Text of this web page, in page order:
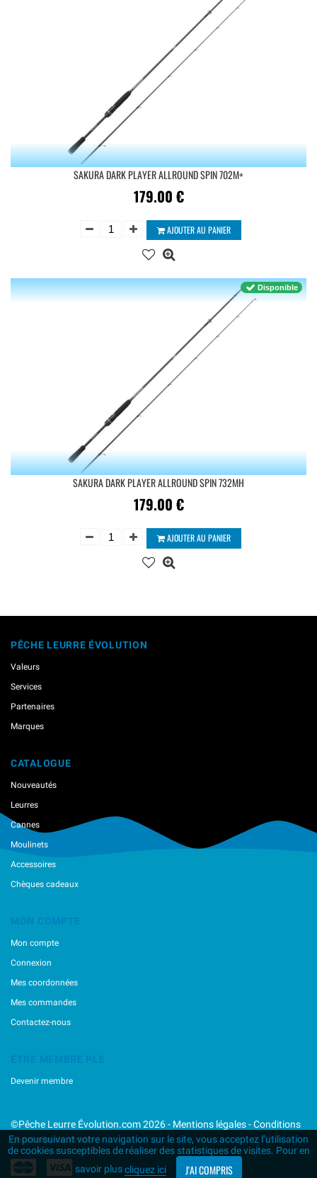
SAKURA DARK PLAYER ALLROUND SPIN 702M+
179.00 €
AJOUTER AU PANIER
SAKURA DARK PLAYER ALLROUND SPIN 732MH
179.00 €
Disponible
AJOUTER AU PANIER
PÊCHE LEURRE ÉVOLUTION
Valeurs
Services
Partenaires
Marques
CATALOGUE
Nouveautés
Leurres
Cannes
Moulinets
Accessoires
Chèques cadeaux
MON COMPTE
Mon compte
Connexion
Mes coordonnées
Mes commandes
Contactez-nous
ÊTRE MEMBRE PLE
Devenir membre
©Pêche Leurre Évolution.com 2026 - Mentions légales-Conditions
générales de vente
En poursuivant votre navigation sur le site, vous acceptez l’utilisation
de cookies susceptibles de réaliser des statistiques de visites. Pour en
savoir pluscliquez ici J'AI COMPRIS